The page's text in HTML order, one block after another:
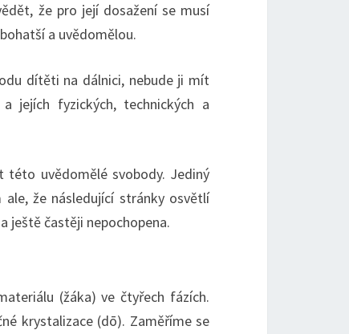
že pro její dosažení se musí
a uvědomělou.
dítěti na dálnici, nebude ji mít
jejích fyzických, technických a
uvědomělé svobody. Jediný
že následující stránky osvětlí
ještě častěji nepochopena.
(žáka) ve čtyřech fázích.
krystalizace (dō). Zaměříme se